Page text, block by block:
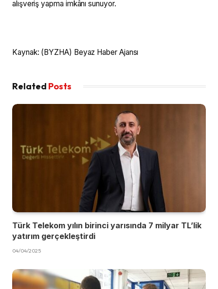
alışveriş yapma imkânı sunuyor.
Kaynak: (BYZHA) Beyaz Haber Ajansı
Related Posts
Türk Telekom yılın birinci yarısında 7 milyar TL’lik
yatırım gerçekleştirdi
04/04/2025